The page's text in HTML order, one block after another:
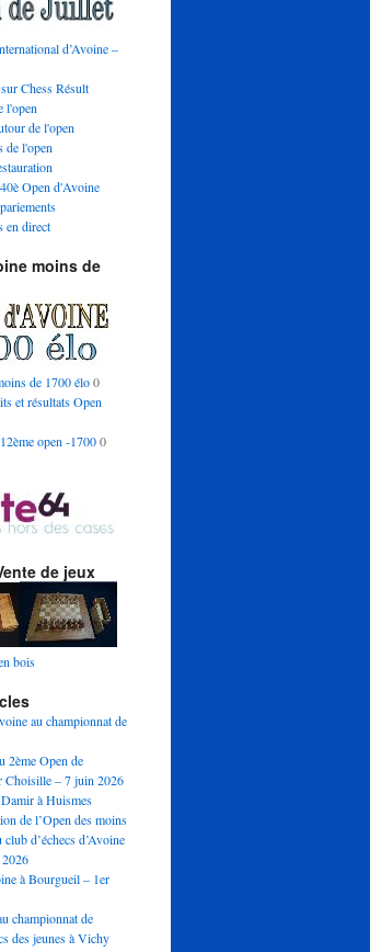
d’Avoine –
Chess Résult
l'open
de l'open
de l'open
Open d'Avoine
en direct
moins de
de 1700 élo0
et résultats Open
open -17000
de jeux
bois
au championnat de
2ème Open de
Choisille – 7 juin 2026
à Huismes
de l’Open des moins
d’échecs d’Avoine
à Bourgueil – 1er
championnat de
des jeunes à Vichy